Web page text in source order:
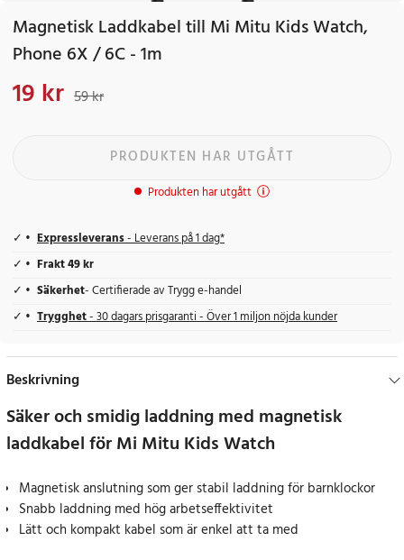
Magnetisk Laddkabel till Mi Mitu Kids Watch,
Phone 6X / 6C - 1m
Nuvarande pris
19 kr 59 kr
PRODUKTEN HAR UTGÅTT
Produkten har utgått
Expressleverans- Leverans på 1 dag*
Frakt 49 kr
Säkerhet- Certifierade av Trygg e-handel
Trygghet- 30 dagars prisgaranti - Över 1 miljon nöjda kunder
Beskrivning
Säker och smidig laddning med magnetisk
laddkabel för Mi Mitu Kids Watch
Magnetisk anslutning som ger stabil laddning för barnklockor
Snabb laddning med hög arbetseffektivitet
Lätt och kompakt kabel som är enkel att ta med